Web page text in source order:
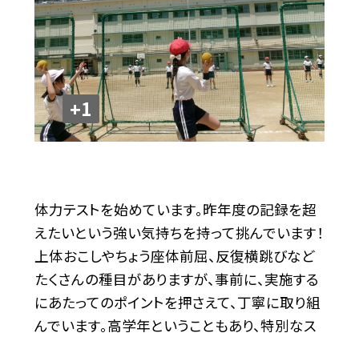
+1
体力テストを始めています。昨年度の記録を超
えたいという強い気持ちを持って挑んでいます！
上体おこしやちょう座体前屈、反復横跳びなど
たくさんの種目がありますが、事前に、実施する
にあたってのポイントを押さえて、丁寧に取り組
んでいます。高学年ということもあり、特別なス